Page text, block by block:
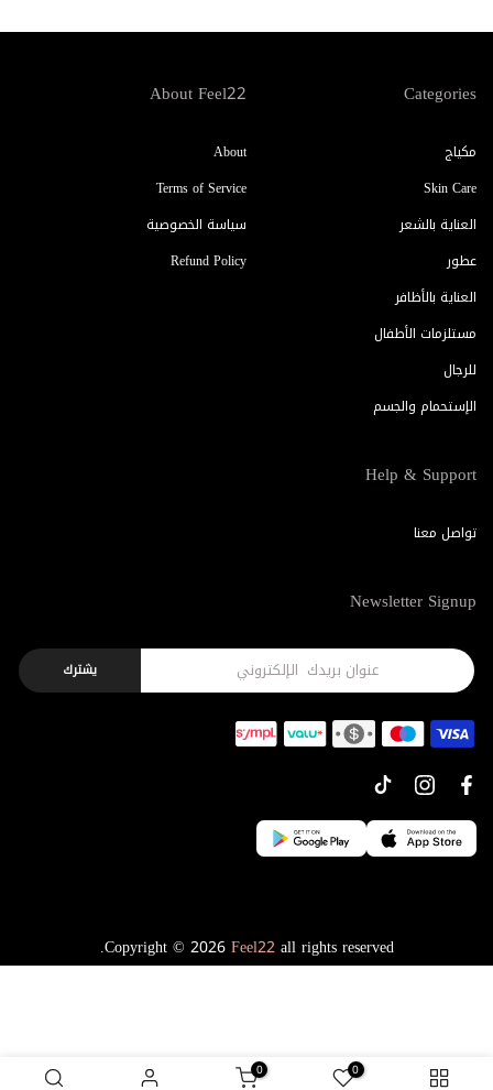
Categories
مكياج
Skin Care
العناية بالشعر
عطور
العناية بالأظافر
مستلزمات الأطفال
للرجال
الإستحمام والجسم
About Feel22
About
Terms of Service
سياسة الخصوصية
Refund Policy
Help & Support
تواصل معنا
Newsletter Signup
يشترك
Copyright © 2026Feel22all rights reserved.
0
0